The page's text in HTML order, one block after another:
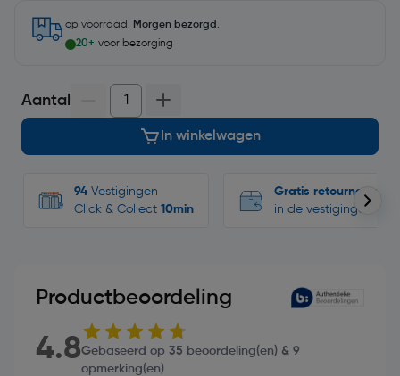
op voorraad. Morgen bezorgd .
20+ voor bezorging
Aantal
In winkelwagen
94 Vestigingen
Click & Collect 10min
Gratis retourneren
in de vestigingen
Productbeoordeling
4.8Gebaseerd op 35 beoordeling(en) & 9
opmerking(en)